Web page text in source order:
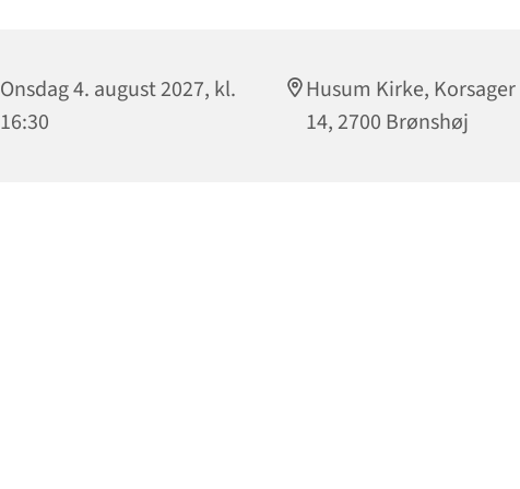
Onsdag 4. august 2027, kl.
16:30
Husum Kirke,
14, 2700 Brønshøj